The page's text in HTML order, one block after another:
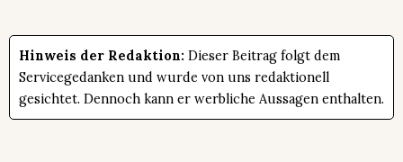
Hinweis der Redaktion: Dieser Beitrag folgt dem
Servicegedanken und wurde von uns redaktionell
gesichtet. Dennoch kann er werbliche Aussagen enthalten.